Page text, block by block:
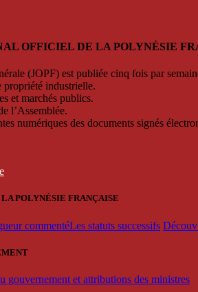
OFFICIEL DE LA POLYNÉSIE
(JOPF) est publiée cinq fois par
propriété industrielle.
et marchés publics.
l’Assemblée.
numériques des documents signés
POLYNÉSIE FRANÇAISE
commentéLes statuts successifs
gouvernement et attributions des ministres